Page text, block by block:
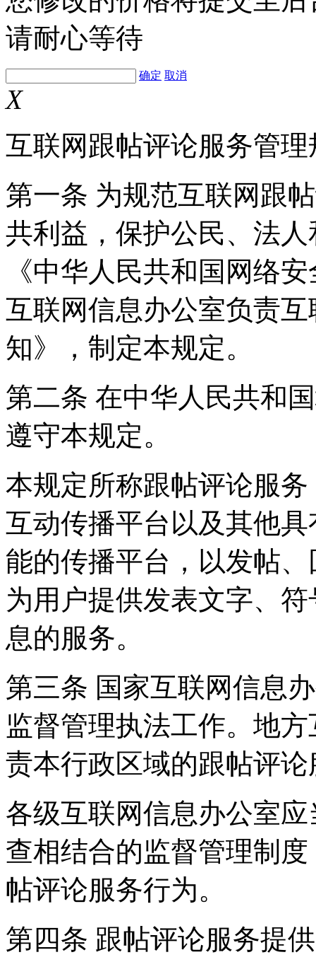
请耐心等待
确定 取消
X
互联网跟帖评论服务管理
第一条 为规范互联网跟
共利益，保护公民、法
《中华人民共和国网络
互联网信息办公室负责
知》，制定本规定。
第二条 在中华人民共和
遵守本规定。
本规定所称跟帖评论服
互动传播平台以及其他
能的传播平台，以发帖
为用户提供发表文字、
息的服务。
第三条 国家互联网信息
监督管理执法工作。地
责本行政区域的跟帖评
各级互联网信息办公室
查相结合的监督管理制
帖评论服务行为。
第四条 跟帖评论服务提